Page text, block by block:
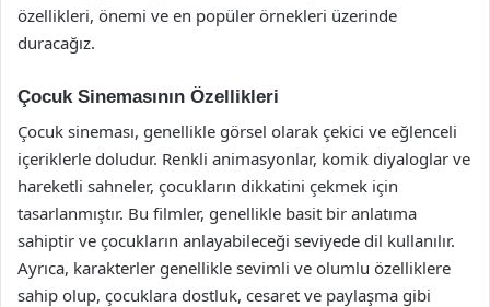
özellikleri, önemi ve en popüler örnekleri üzerinde
duracağız.
Çocuk Sinemasının Özellikleri
Çocuk sineması, genellikle görsel olarak çekici ve eğlenceli
içeriklerle doludur. Renkli animasyonlar, komik diyaloglar ve
hareketli sahneler, çocukların dikkatini çekmek için
tasarlanmıştır. Bu filmler, genellikle basit bir anlatıma
sahiptir ve çocukların anlayabileceği seviyede dil kullanılır.
Ayrıca, karakterler genellikle sevimli ve olumlu özelliklere
sahip olup, çocuklara dostluk, cesaret ve paylaşma gibi